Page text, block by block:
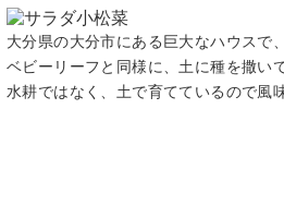
大分県の大分市にある巨大なハウスで
ベビーリーフと同様に、土に種を撒い
水耕ではなく、土で育てているので風